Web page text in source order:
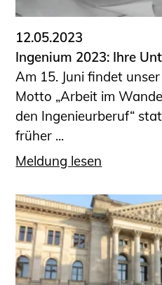
12.05.2023
Ingenium 2023: Ihre
Am 15. Juni findet
Motto „Arbeit im
den Ingenieurberuf“
früher ...
Meldung lesen